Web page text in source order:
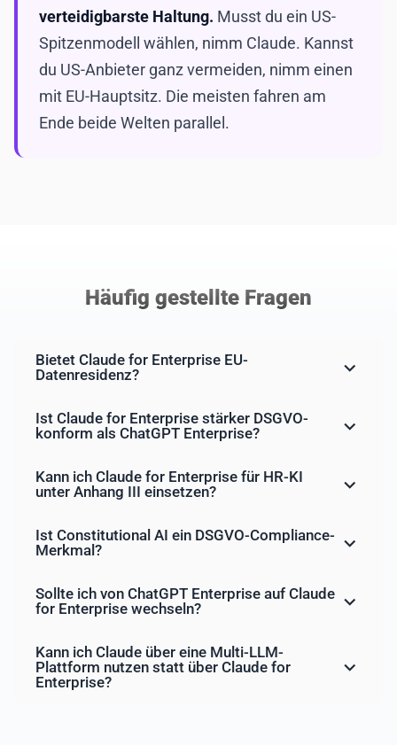
verteidigbarste Haltung. Musst du ein US-
Spitzenmodell wählen, nimm Claude. Kannst
du US-Anbieter ganz vermeiden, nimm einen
mit EU-Hauptsitz. Die meisten fahren am
Ende beide Welten parallel.
Häufig gestellte Fragen
Bietet Claude for Enterprise EU-
Datenresidenz?
Ist Claude for Enterprise stärker DSGVO-
konform als ChatGPT Enterprise?
Kann ich Claude for Enterprise für HR-KI
unter Anhang III einsetzen?
Ist Constitutional AI ein DSGVO-Compliance-
Merkmal?
Sollte ich von ChatGPT Enterprise auf Claude
for Enterprise wechseln?
Kann ich Claude über eine Multi-LLM-
Plattform nutzen statt über Claude for
Enterprise?